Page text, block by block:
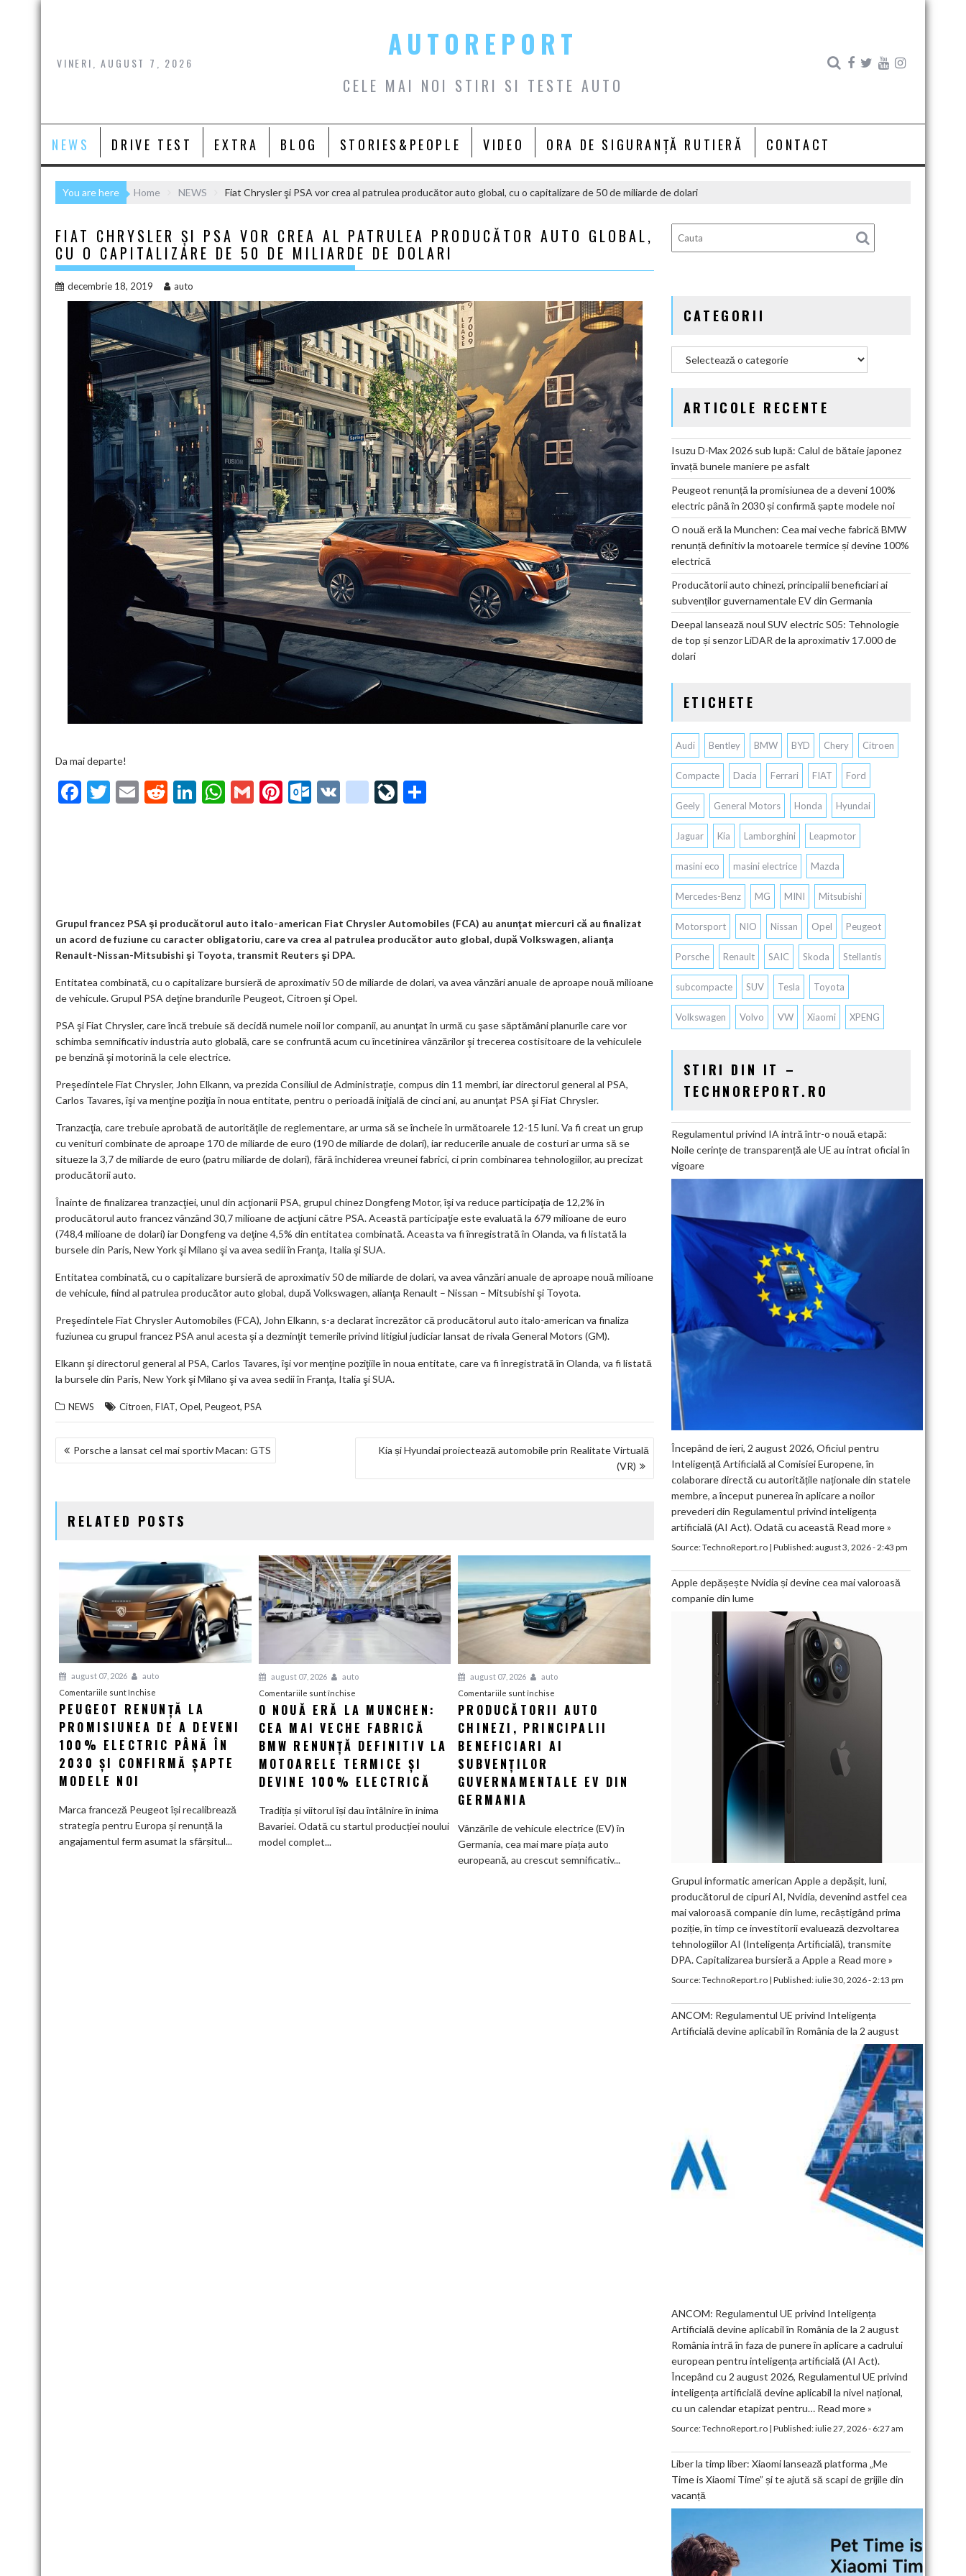
Skip
VINERI, AUGUST 7, 2026
AUTOREPORT
CELE MAI NOI STIRI SI TESTE AUTO
NEWS DRIVE TEST EXTRA BLOG STORIES&PEOPLE VIDEO ORA DE SIGURANȚĂ RUTIERĂ CONTACT
You are here Home NEWS Fiat Chrysler şi PSA vor crea al patrulea producător auto global, cu o capitalizare de 50 de miliarde de dolari
FIAT CHRYSLER ŞI PSA VOR CREA AL PATRULEA PRODUCĂTOR AUTO GLOBAL,
CU O CAPITALIZARE DE 50 DE MILIARDE DE DOLARI
decembrie 18, 2019 auto
Da mai departe!
F
k
T
E
R
Li W
p
G
Pi O
m
V
g
o
o
k
ar
ks
Li
Grupul francez PSA şi producătorul auto italo-american Fiat Chrysler Automobiles (FCA) au anunţat miercuri că au finalizat
un acord de fuziune cu caracter obligatoriu, care va crea al patrulea producător auto global, după Volkswagen, alianţa
Renault-Nissan-Mitsubishi şi Toyota, transmit Reuters şi DPA.
Entitatea combinată, cu o capitalizare bursieră de aproximativ 50 de miliarde de dolari, va avea vânzări anuale de aproape nouă milioane
de vehicule. Grupul PSA deţine brandurile Peugeot, Citroen şi Opel.
PSA şi Fiat Chrysler, care încă trebuie să decidă numele noii lor companii, au anunţat în urmă cu şase săptămâni planurile care vor
schimba semnificativ industria auto globală, care se confruntă acum cu încetinirea vânzărilor şi trecerea costisitoare de la vehiculele
pe benzină şi motorină la cele electrice.
Preşedintele Fiat Chrysler, John Elkann, va prezida Consiliul de Administraţie, compus din 11 membri, iar directorul general al PSA,
Carlos Tavares, îşi va menţine poziţia în noua entitate, pentru o perioadă iniţială de cinci ani, au anunţat PSA şi Fiat Chrysler.
Tranzacţia, care trebuie aprobată de autorităţile de reglementare, ar urma să se încheie în următoarele 12-15 luni. Va fi creat un grup
cu venituri combinate de aproape 170 de miliarde de euro (190 de miliarde de dolari), iar reducerile anuale de costuri ar urma să se
situeze la 3,7 de miliarde de euro (patru miliarde de dolari), fără închiderea vreunei fabrici, ci prin combinarea tehnologiilor, au precizat
producătorii auto.
Înainte de finalizarea tranzacţiei, unul din acţionarii PSA, grupul chinez Dongfeng Motor, îşi va reduce participaţia de 12,2% în
producătorul auto francez vânzând 30,7 milioane de acţiuni către PSA. Această participaţie este evaluată la 679 milioane de euro
(748,4 milioane de dolari) iar Dongfeng va deţine 4,5% din entitatea combinată. Aceasta va fi înregistrată în Olanda, va fi listată la
bursele din Paris, New York şi Milano şi va avea sedii în Franţa, Italia şi SUA.
Entitatea combinată, cu o capitalizare bursieră de aproximativ 50 de miliarde de dolari, va avea vânzări anuale de aproape nouă milioane
de vehicule, fiind al patrulea producător auto global, după Volkswagen, alianţa Renault – Nissan – Mitsubishi şi Toyota.
Preşedintele Fiat Chrysler Automobiles (FCA), John Elkann, s-a declarat încrezător că producătorul auto italo-american va finaliza
fuziunea cu grupul francez PSA anul acesta şi a dezminţit temerile privind litigiul judiciar lansat de rivala General Motors (GM).
Elkann şi directorul general al PSA, Carlos Tavares, îşi vor menţine poziţiile în noua entitate, care va fi înregistrată în Olanda, va fi listată
la bursele din Paris, New York şi Milano şi va avea sedii în Franţa, Italia şi SUA.
NEWS Citroen, FIAT, Opel, Peugeot, PSA
NAVIGARE
Porsche a lansat cel mai sportiv Macan: GTS
Kia și Hyundai proiectează automobile prin Realitate Virtuală
(VR)
RELATED POSTS
august 07, 2026
auto
Comentariile sunt închise
Peugeot
renunță
la
promisiunea
de
electric
PEUGEOT RENUNȚĂ LA
PROMISIUNEA DE A DEVENI
100% ELECTRIC PÂNĂ ÎN
2030 ȘI CONFIRMĂ ȘAPTE
MODELE NOI
Marca franceză Peugeot își recalibrează
strategia pentru Europa și renunță la
angajamentul ferm asumat la sfârșitul...
august 07, 2026
auto
Comentariile sunt închisepentru
O
nouă
eră
Munchen:
Cea
fabrică
O NOUĂ ERĂ LA MUNCHEN:
CEA MAI VECHE FABRICĂ
BMW RENUNȚĂ DEFINITIV LA
MOTOARELE TERMICE ȘI
DEVINE 100% ELECTRICĂ
Tradiția și viitorul își dau întâlnire în inima
Bavariei. Odată cu startul producției noului
model complet...
august 07, 2026
auto
Comentariile sunt închise
Producătorii
auto
chinezi,
ai
EV
din
Germania
PRODUCĂTORII AUTO
CHINEZI, PRINCIPALII
BENEFICIARI AI
SUBVENȚILOR
GUVERNAMENTALE EV DIN
GERMANIA
Vânzările de vehicule electrice (EV) în
Germania, cea mai mare piața auto
europeană, au crescut semnificativ...
CATEGORII
ARTICOLE RECENTE
Isuzu D-Max 2026 sub lupă: Calul de bătaie japonez
învață bunele maniere pe asfalt
Peugeot renunță la promisiunea de a deveni 100%
electric până în 2030 și confirmă șapte modele noi
O nouă eră la Munchen: Cea mai veche fabrică BMW
renunță definitiv la motoarele termice și devine 100%
electrică
Producătorii auto chinezi, principalii beneficiari ai
subvenților guvernamentale EV din Germania
Deepal lansează noul SUV electric S05: Tehnologie
de top și senzor LiDAR de la aproximativ 17.000 de
dolari
ETICHETE
Audi Bentley BMW BYD Chery Citroen
Compacte Dacia Ferrari FIAT Ford
Geely General Motors Honda Hyundai
Jaguar Kia Lamborghini Leapmotor
masini eco masini electrice Mazda
Mercedes-Benz MG MINI Mitsubishi
Motorsport NIO Nissan Opel Peugeot
Porsche Renault SAIC Skoda Stellantis
subcompacte SUV Tesla Toyota
Volkswagen Volvo VW Xiaomi XPENG
STIRI DIN IT –
TECHNOREPORT.RO
Regulamentul privind IA intră într-o nouă etapă:
Noile cerințe de transparență ale UE au intrat oficial în
vigoare
Începând de ieri, 2 august 2026, Oficiul pentru
Inteligență Artificială al Comisiei Europene, în
colaborare directă cu autoritățile naționale din statele
membre, a început punerea în aplicare a noilor
prevederi din Regulamentul privind inteligența
artificială (AI Act). Odată cu această Read more »
Source:TechnoReport.ro| Published:august 3, 2026 - 2:43 pm
Apple depășește Nvidia și devine cea mai valoroasă
companie din lume
Grupul informatic american Apple a depășit, luni,
producătorul de cipuri AI, Nvidia, devenind astfel cea
mai valoroasă companie din lume, recâștigând prima
poziție, în timp ce investitorii evaluează dezvoltarea
tehnologiilor AI (Inteligența Artificială), transmite
DPA. Capitalizarea bursieră a Apple a Read more »
Source:TechnoReport.ro| Published:iulie 30, 2026 - 2:13 pm
ANCOM: Regulamentul UE privind Inteligența
Artificială devine aplicabil în România de la 2 august
ANCOM: Regulamentul UE privind Inteligența
Artificială devine aplicabil în România de la 2 august
România intră în faza de punere în aplicare a cadrului
european pentru inteligența artificială (AI Act).
Începând cu 2 august 2026, Regulamentul UE privind
inteligența artificială devine aplicabil la nivel național,
cu un calendar etapizat pentru… Read more »
Source:TechnoReport.ro| Published:iulie 27, 2026 - 6:27 am
Liber la timp liber: Xiaomi lansează platforma „Me
Time is Xiaomi Time” și te ajută să scapi de grijile din
vacanță